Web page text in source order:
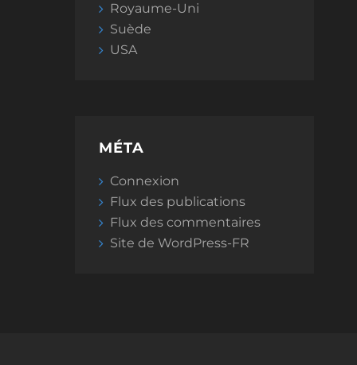
Royaume-Uni
Suède
USA
MÉTA
Connexion
Flux des publications
Flux des commentaires
Site de WordPress-FR